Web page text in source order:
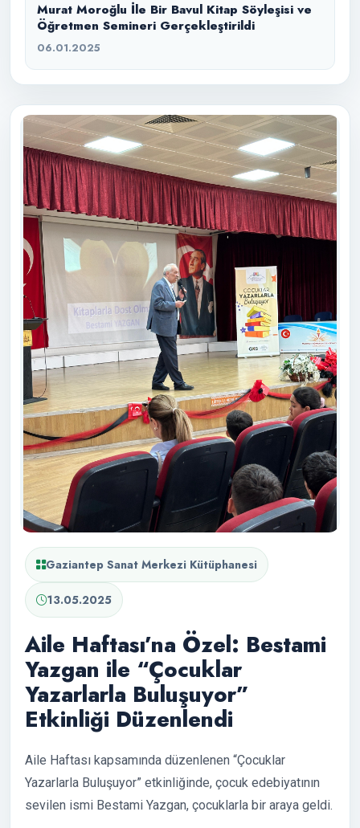
Gaziantep Sanat Merkezi Kütüphanesi
13.05.2025
Aile Haftası’na Özel: Bestami
Yazgan ile “Çocuklar
Yazarlarla Buluşuyor”
Etkinliği Düzenlendi
Aile Haftası kapsamında düzenlenen “Çocuklar
Yazarlarla Buluşuyor” etkinliğinde, çocuk edebiyatının
sevilen ismi Bestami Yazgan, çocuklarla bir araya geldi.
Murat Moroğlu İle Bir Bavul Kitap Söyleşisi ve
Öğretmen Semineri Gerçekleştirildi
06.01.2025